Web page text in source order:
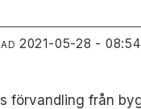
2021-05-28 - 08:54
förvandling från